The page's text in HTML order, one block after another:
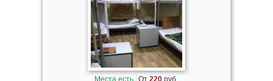
Места есть От220 руб.